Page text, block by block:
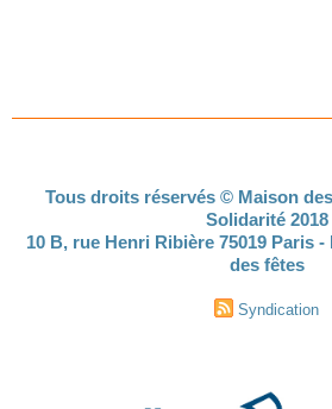
Tous droits réservés © Maison
Solidarité 2018
10 B, rue Henri Ribière 75019 Paris
des fêtes
Syndication